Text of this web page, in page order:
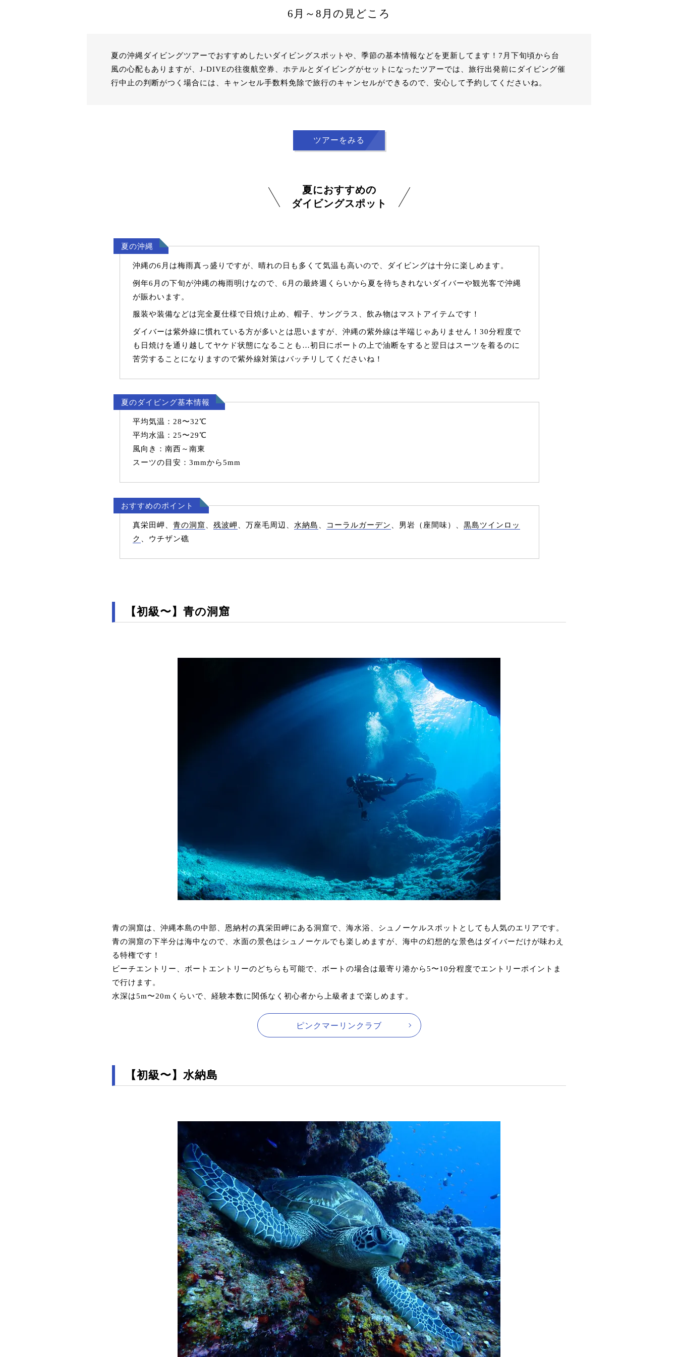
6月～8月の見どころ
夏の沖縄ダイビングツアーでおすすめしたいダイビングスポットや、季節の基本情報などを更新してます！7月下旬頃から台
風の心配もありますが、J-DIVEの往復航空券、ホテルとダイビングがセットになったツアーでは、旅行出発前にダイビング催
行中止の判断がつく場合には、キャンセル手数料免除で旅行のキャンセルができるので、安心して予約してくださいね。
ツアーをみる
夏におすすめの
ダイビングスポット
夏の沖縄
沖縄の6月は梅雨真っ盛りですが、晴れの日も多くて気温も高いので、ダイビングは十分に楽しめます。
例年6月の下旬が沖縄の梅雨明けなので、6月の最終週くらいから夏を待ちきれないダイバーや観光客で沖縄
が賑わいます。
服装や装備などは完全夏仕様で日焼け止め、帽子、サングラス、飲み物はマストアイテムです！
ダイバーは紫外線に慣れている方が多いとは思いますが、沖縄の紫外線は半端じゃありません！30分程度で
も日焼けを通り越してヤケド状態になることも…初日にボートの上で油断をすると翌日はスーツを着るのに
苦労することになりますので紫外線対策はバッチリしてくださいね！
夏のダイビング基本情報
平均気温：28〜32℃
平均水温：25〜29℃
風向き：南西～南東
スーツの目安：3mmから5mm
おすすめのポイント
真栄田岬、 青の洞窟 残波岬 、万座毛周辺、 水納島 コーラルガーデン 、男岩（座間味）、 黒島ツインロッ
ク
、ウチザン礁
【初級〜】青の洞窟
青の洞窟は、沖縄本島の中部、恩納村の真栄田岬にある洞窟で、海水浴、シュノーケルスポットとしても人気のエリアです。
青の洞窟の下半分は海中なので、水面の景色はシュノーケルでも楽しめますが、海中の幻想的な景色はダイバーだけが味わえ
る特権です！
ビーチエントリー、ボートエントリーのどちらも可能で、ボートの場合は最寄り港から5〜10分程度でエントリーポイントま
で行けます。
水深は5m〜20mくらいで、経験本数に関係なく初心者から上級者まで楽しめます。
ピンクマーリンクラブ
【初級〜】水納島